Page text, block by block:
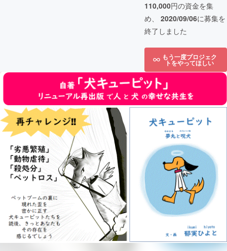
110,000円の資金を集
め、 2020/09/06に募集を
終了しました
もう一度プロジェク
トをやってほしい